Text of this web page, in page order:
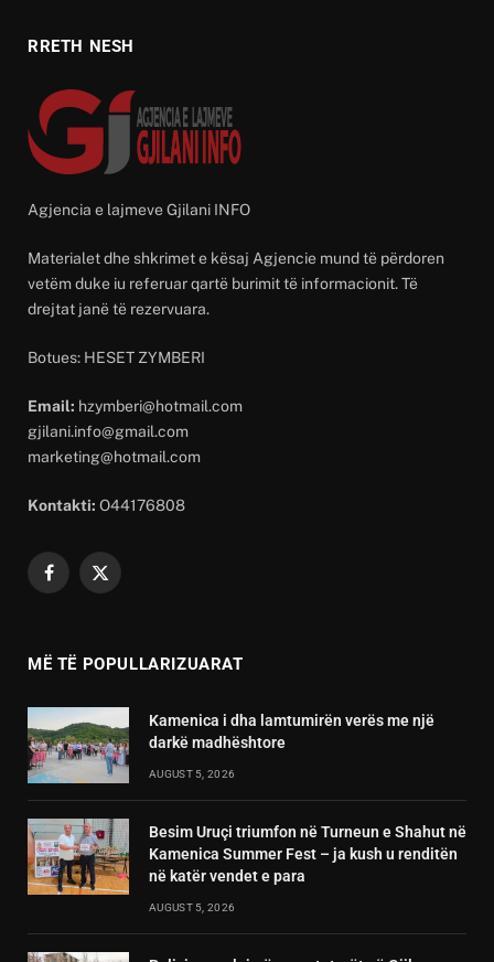
RRETH NESH
Agjencia e lajmeve Gjilani INFO
Materialet dhe shkrimet e kësaj Agjencie mund të përdoren
vetëm duke iu referuar qartë burimit të informacionit. Të
drejtat janë të rezervuara.
Botues: HESET ZYMBERI
Email: hzymberi@hotmail.com
gjilani.info@gmail.com
marketing@hotmail.com
Kontakti: O44176808
Facebook
X
MË TË POPULLARIZUARAT
Kamenica i dha lamtumirën verës me një
darkë madhështore
AUGUST 5, 2026
Besim Uruçi triumfon në Turneun e Shahut në
Kamenica Summer Fest – ja kush u renditën
në katër vendet e para
AUGUST 5, 2026